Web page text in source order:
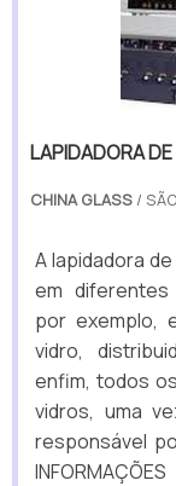
LAPIDADORA
CHINA GLASS /
A lapidadora
em
por exemplo,
vidro,
enfim, todos
vidros, uma
responsável